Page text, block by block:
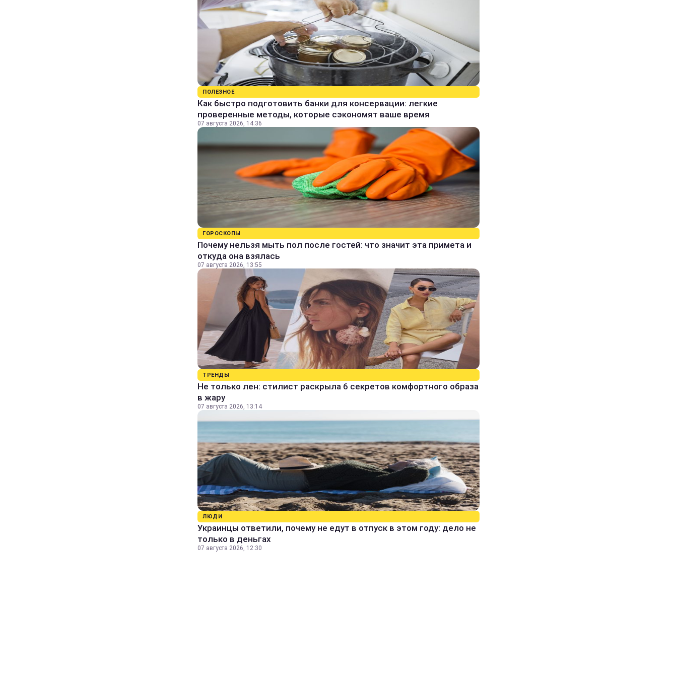
ПОЛЕЗНОЕ
Как быстро подготовить банки для консервации: легкие
проверенные методы, которые сэкономят ваше время
07 августа 2026, 14:36
ГОРОСКОПЫ
Почему нельзя мыть пол после гостей: что значит эта примета и
откуда она взялась
07 августа 2026, 13:55
ТРЕНДЫ
Не только лен: стилист раскрыла 6 секретов комфортного образа
в жару
07 августа 2026, 13:14
ЛЮДИ
Украинцы ответили, почему не едут в отпуск в этом году: дело не
только в деньгах
07 августа 2026, 12:30